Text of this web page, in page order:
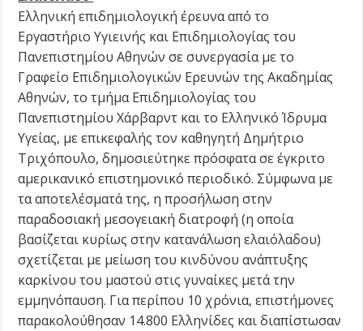
Ελληνική επιδημιολογική έρευνα από το
Εργαστήριο Υγιεινής και Επιδημιολογίας του
Πανεπιστημίου Αθηνών σε συνεργασία με το
Γραφείο Επιδημιολογικών Ερευνών της Ακαδημίας
Αθηνών, το τμήμα Επιδημιολογίας του
Πανεπιστημίου Χάρβαρντ και το Ελληνικό Ίδρυμα
Υγείας, με επικεφαλής τον καθηγητή Δημήτριο
Τριχόπουλο, δημοσιεύτηκε πρόσφατα σε έγκριτο
αμερικανικό επιστημονικό περιοδικό. Σύμφωνα με
τα αποτελέσματά της, η προσήλωση στην
παραδοσιακή μεσογειακή διατροφή (η οποία
βασίζεται κυρίως στην κατανάλωση ελαιόλαδου)
σχετίζεται με μείωση του κινδύνου ανάπτυξης
καρκίνου του μαστού στις γυναίκες μετά την
εμμηνόπαυση. Για περίπου 10 χρόνια, επιστήμονες
παρακολούθησαν 14.800 Ελληνίδες και διαπίστωσαν